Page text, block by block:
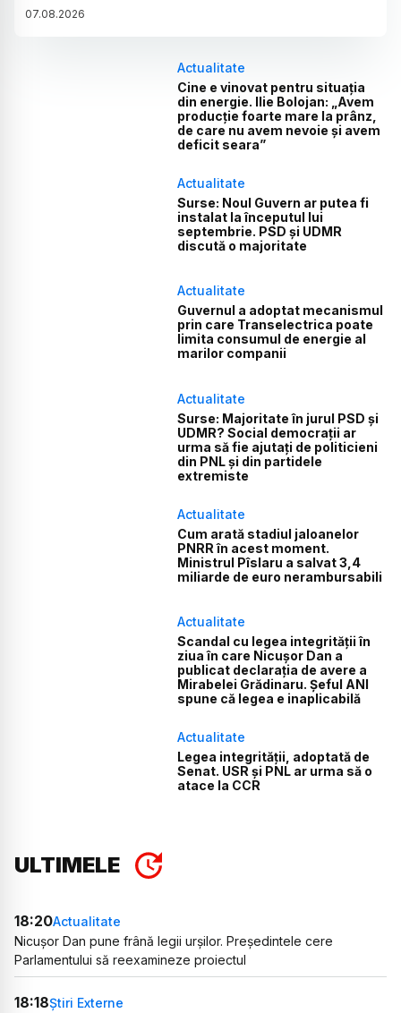
07.08.2026
Actualitate
Cine e vinovat pentru situația
din energie. Ilie Bolojan: „Avem
producție foarte mare la prânz,
de care nu avem nevoie și avem
deficit seara”
Actualitate
Surse: Noul Guvern ar putea fi
instalat la începutul lui
septembrie. PSD și UDMR
discută o majoritate
Actualitate
Guvernul a adoptat mecanismul
prin care Transelectrica poate
limita consumul de energie al
marilor companii
Actualitate
Surse: Majoritate în jurul PSD și
UDMR? Social democrații ar
urma să fie ajutați de politicieni
din PNL și din partidele
extremiste
Actualitate
Cum arată stadiul jaloanelor
PNRR în acest moment.
Ministrul Pîslaru a salvat 3,4
miliarde de euro nerambursabili
Actualitate
Scandal cu legea integrității în
ziua în care Nicușor Dan a
publicat declarația de avere a
Mirabelei Grădinaru. Șeful ANI
spune că legea e inaplicabilă
Actualitate
Legea integrității, adoptată de
Senat. USR și PNL ar urma să o
atace la CCR
ULTIMELE
18:20Actualitate
Nicușor Dan pune frână legii urșilor. Președintele cere
Parlamentului să reexamineze proiectul
18:18Știri Externe